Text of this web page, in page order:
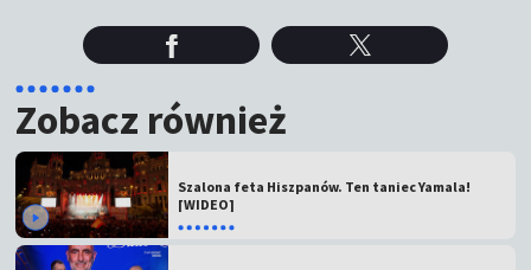
Zobacz również
Szalona feta Hiszpanów. Ten taniec Yamala!
[WIDEO]